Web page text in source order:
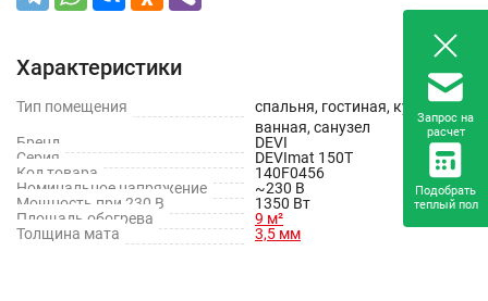
Характеристики
Тип помещения
спальня, гостиная, кухня,
ванная, санузел
Бренд
DEVI
Серия
DEVImat 150T
Код товара
140F0456
Номинальное напряжение
~230 В
Мощность при 230 В
1350 Вт
Площадь обогрева
9 м²
Толщина мата
3,5 мм
Запрос на
расчет
Подобрать
теплый пол